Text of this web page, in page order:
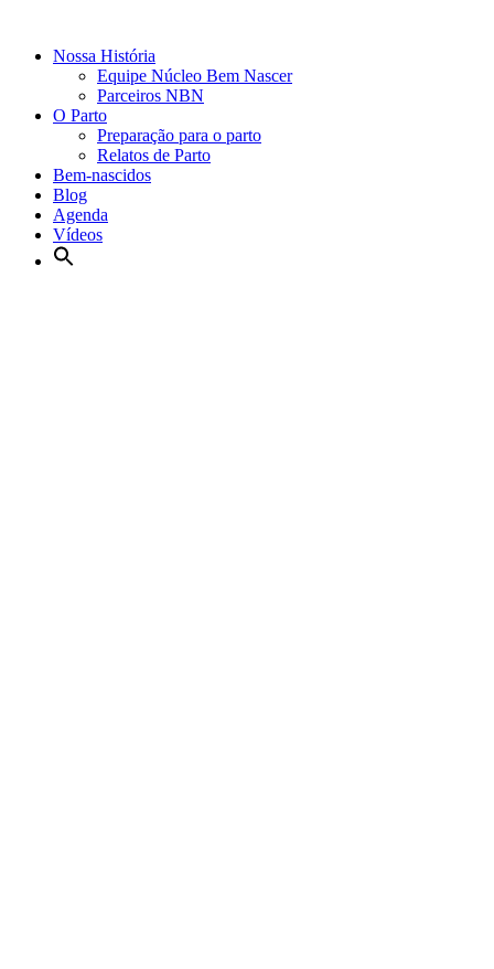
Nossa História
Equipe Núcleo Bem Nascer
Parceiros NBN
O Parto
Preparação para o parto
Relatos de Parto
Bem-nascidos
Blog
Agenda
Vídeos